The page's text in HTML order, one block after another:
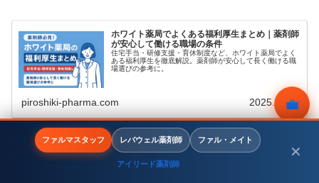
ホワイト薬局でよくある福利厚生まとめ｜薬剤師
が安心して働ける職場の条件
住宅手当・研修支援・育休制度など、ホワイト薬局でよく
ある福利厚生を徹底解説。薬剤師が安心して長く働ける職
場選びの参考に。
piroshiki-pharma.com 2025.08.23
各エージェントの詳細な比較・ランキングについては、薬
剤師転職エージェントおすすめランキング【2025年最新
ファルマスタッフ レバウェル薬剤師 ファル・メイト
アイリード薬剤師
✕
💼